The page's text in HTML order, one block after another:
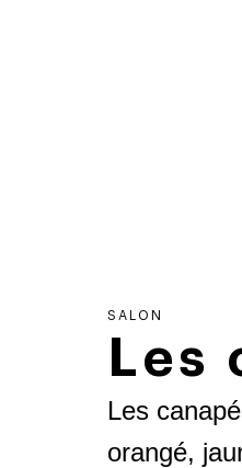
SALON
Les
Les
orangé,